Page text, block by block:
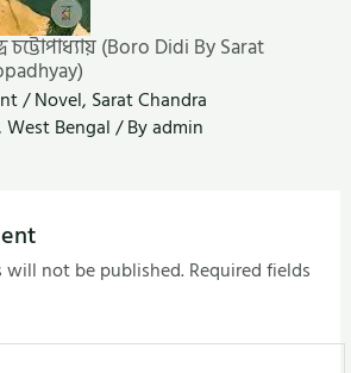
চট্টোপাধ্যায় (Boro Didi By Sarat
/Novel, Sarat Chandra
West Bengal/ Byadmin
will not be published.Required fields